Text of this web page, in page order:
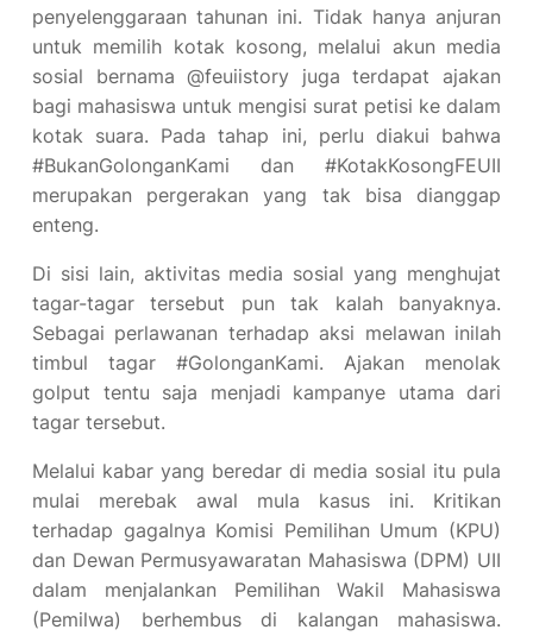
penyelenggaraan tahunan ini. Tidak hanya anjuran
untuk memilih kotak kosong, melalui akun media
sosial bernama @feuiistory juga terdapat ajakan
bagi mahasiswa untuk mengisi surat petisi ke dalam
kotak suara. Pada tahap ini, perlu diakui bahwa
#BukanGolonganKami dan #KotakKosongFEUII
merupakan pergerakan yang tak bisa dianggap
enteng.
Di sisi lain, aktivitas media sosial yang menghujat
tagar-tagar tersebut pun tak kalah banyaknya.
Sebagai perlawanan terhadap aksi melawan inilah
timbul tagar #GolonganKami. Ajakan menolak
golput tentu saja menjadi kampanye utama dari
tagar tersebut.
Melalui kabar yang beredar di media sosial itu pula
mulai merebak awal mula kasus ini. Kritikan
terhadap gagalnya Komisi Pemilihan Umum (KPU)
dan Dewan Permusyawaratan Mahasiswa (DPM) UII
dalam menjalankan Pemilihan Wakil Mahasiswa
(Pemilwa) berhembus di kalangan mahasiswa.